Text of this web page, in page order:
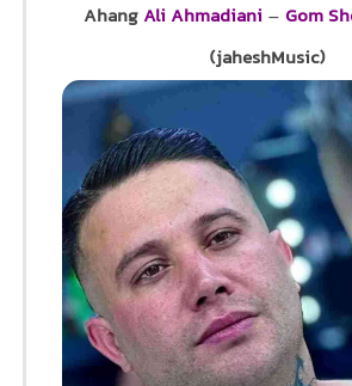
Ahang Ali Ahmadiani – Gom
(jaheshMusic)